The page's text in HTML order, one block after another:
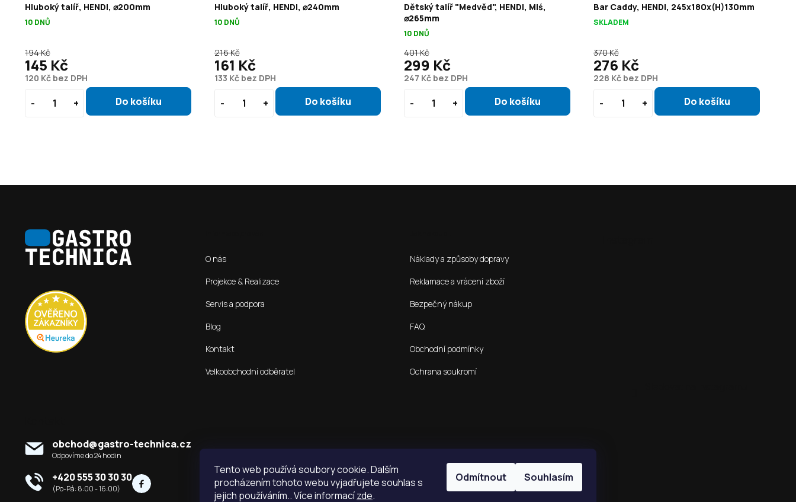
Tento web používá soubory cookie. Dalším
procházením tohoto webu vyjadřujete souhlas s
jejich používáním.. Více informacízde.
Odmítnout Souhlasím
Hluboký talíř, HENDI, ⌀200mm
10 DNŮ
120 Kč bez DPH
194 Kč
145 Kč
Hluboký talíř, HENDI, ⌀240mm
10 DNŮ
133 Kč bez DPH
216 Kč
161 Kč
Dětský talíř "Medvěd", HENDI, Miś,
⌀265mm
10 DNŮ
247 Kč bez DPH
401 Kč
299 Kč
Bar Caddy, HENDI, 245x180x(H)130mm
SKLADEM
228 Kč bez DPH
370 Kč
276 Kč
O nás
Projekce & Realizace
Servis a podpora
Blog
Kontakt
Velkoobchodní odběratel
Náklady a způsoby dopravy
Reklamace a vrácení zboží
Bezpečný nákup
FAQ
Obchodní podmínky
Ochrana soukromí
obchod@gastro-technica.cz
+420 555 30 30 30